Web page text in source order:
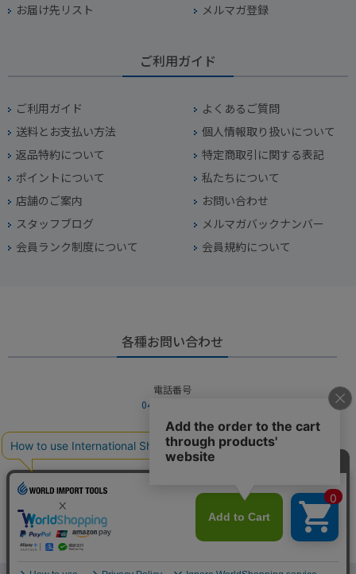
お届け先リスト
メルマガ登録
ご利用ガイド
ご利用ガイド
よくあるご質問
送料とお支払い方法
個人情報取り扱いについて
返品特約について
特定商取引に関する表記
ポイントについて
私たちについて
店舗のご案内
お問い合わせ
スタッフブログ
メルマガバックナンバー
会員ランク制度について
会員規約について
各種お問い合わせ
電話番号
045-949-2451
営業時間
10：00～19：00
お問い合わせフォームからお問い合わせ